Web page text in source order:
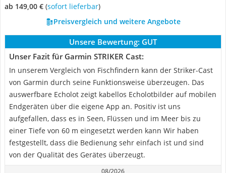
ab 149,00 € ( Sofort lieferbar)
Preisvergleich und weitere Angebote
Unsere Bewertung: GUT
Unser Fazit für Garmin STRIKER Cast:
In unserem Vergleich von Fischfindern kann der Striker-Cast
von Garmin durch seine Funktionsweise überzeugen. Das
auswerfbare Echolot zeigt kabellos Echolotbilder auf mobilen
Endgeräten über die eigene App an. Positiv ist uns
aufgefallen, dass es in Seen, Flüssen und im Meer bis zu
einer Tiefe von 60 m eingesetzt werden kann Wir haben
festgestellt, dass die Bedienung sehr einfach ist und sind
von der Qualität des Gerätes überzeugt.
08/2026